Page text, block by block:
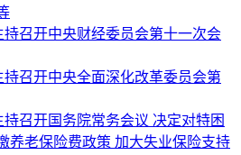
持召开中央财经委员会第十一次会
持召开中央全面深化改革委员会第
持召开国务院常务会议 决定对特困
养老保险费政策 加大失业保险支持